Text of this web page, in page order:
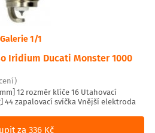
Galerie 1/1
Iridium Ducati Monster 1000
12 rozměr klíče 16 Utahovací
44 zapalovací svíčka Vnější elektroda
za 336 Kč